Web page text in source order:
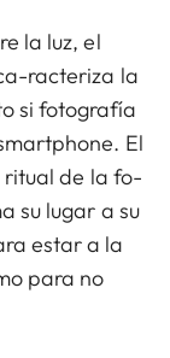
la luz, el
racteriza la
si fotografía
El
ritual de la fo-
su lugar a su
estar a la
para no